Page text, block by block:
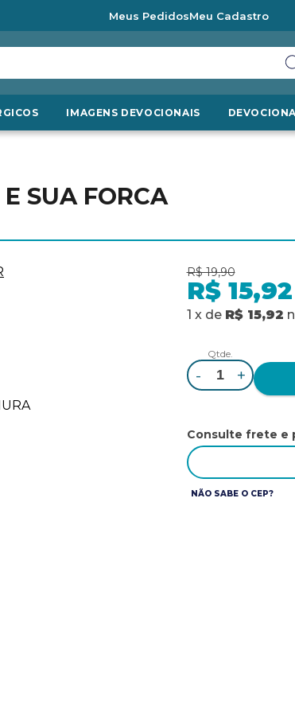
Meus PedidosMeu Cadastro
IMAGENS DEVOCIONAIS
SUA FORCA
R$ 19,90
R$ 15,92
1 x de R$ 15,92
Qtde.
- +
Consulte frete e
NÃO SABE O CEP?